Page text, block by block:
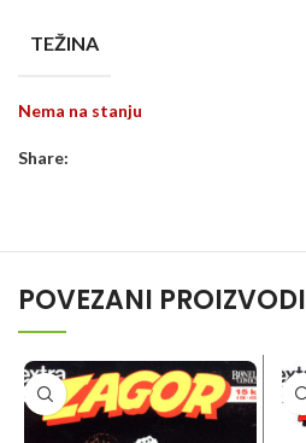
TEŽINA
Nema na stanju
Share:
POVEZANI PROIZVODI